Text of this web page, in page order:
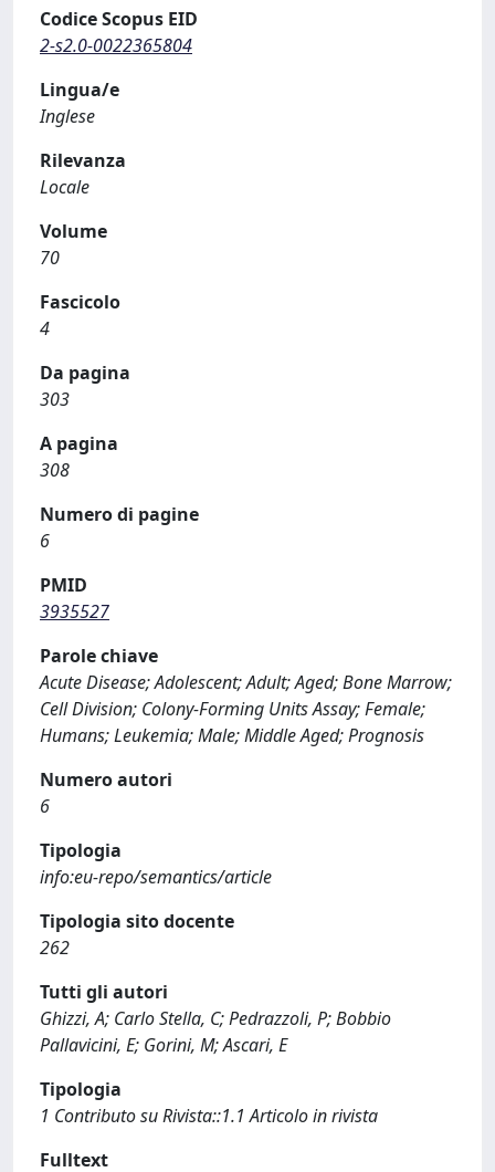
Codice Scopus EID
2-s2.0-0022365804
Lingua/e
Inglese
Rilevanza
Locale
Volume
70
Fascicolo
4
Da pagina
303
A pagina
308
Numero di pagine
6
PMID
3935527
Parole chiave
Acute Disease; Adolescent; Adult; Aged; Bone Marrow;
Cell Division; Colony-Forming Units Assay; Female;
Humans; Leukemia; Male; Middle Aged; Prognosis
Numero autori
6
Tipologia
info:eu-repo/semantics/article
Tipologia sito docente
262
Tutti gli autori
Ghizzi, A; Carlo Stella, C; Pedrazzoli, P; Bobbio
Pallavicini, E; Gorini, M; Ascari, E
Tipologia
1 Contributo su Rivista::1.1 Articolo in rivista
Fulltext